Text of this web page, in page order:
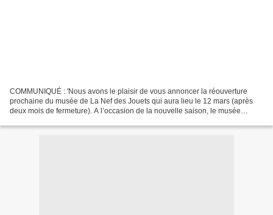
COMMUNIQUÉ : 'Nous avons le plaisir de vous annoncer la réouverture
prochaine du musée de La Nef des Jouets qui aura lieu le 12 mars (après
deux mois de fermeture). A l’occasion de la nouvelle saison, le musée